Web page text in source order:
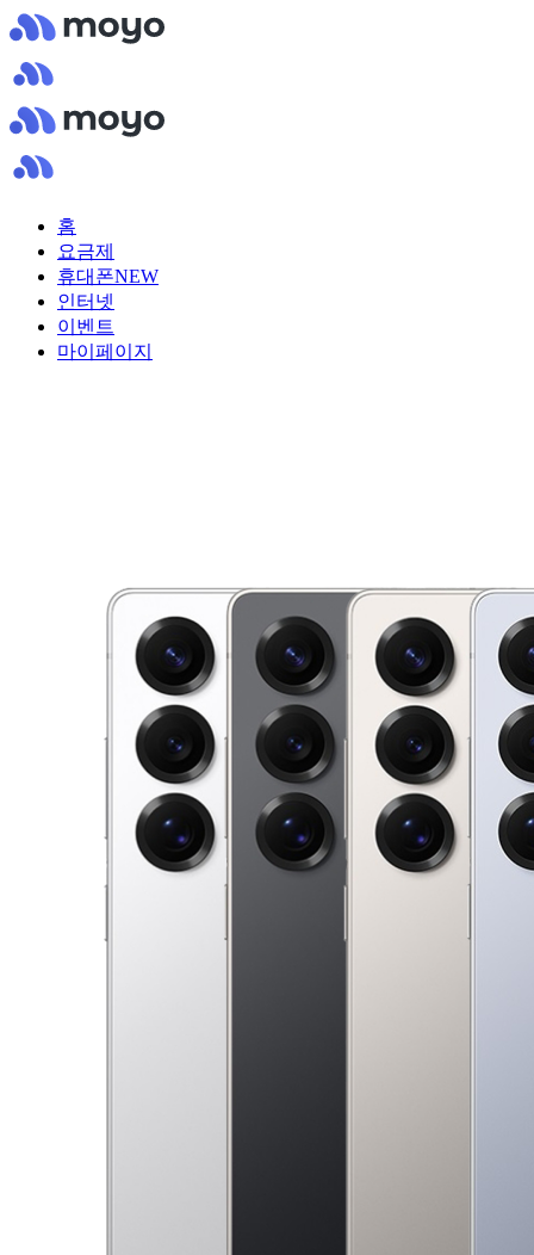
홈
요금제
휴대폰NEW
인터넷
이벤트
마이페이지